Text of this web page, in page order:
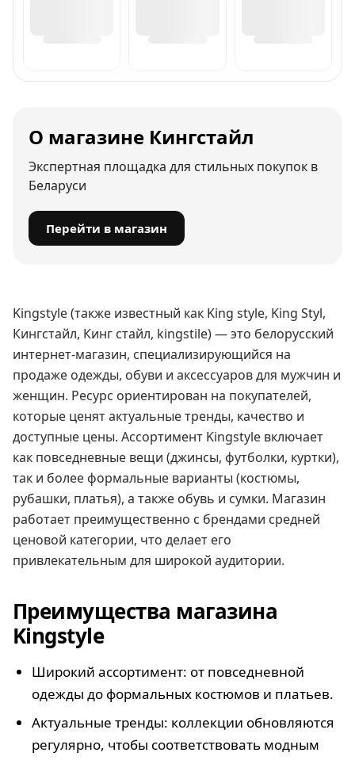
О магазине Кингстайл
Экспертная площадка для стильных покупок в
Беларуси
Перейти в магазин
Kingstyle (также известный как King style, King Styl,
Кингстайл, Кинг стайл, kingstile) — это белорусский
интернет-магазин, специализирующийся на
продаже одежды, обуви и аксессуаров для мужчин и
женщин. Ресурс ориентирован на покупателей,
которые ценят актуальные тренды, качество и
доступные цены. Ассортимент Kingstyle включает
как повседневные вещи (джинсы, футболки, куртки),
так и более формальные варианты (костюмы,
рубашки, платья), а также обувь и сумки. Магазин
работает преимущественно с брендами средней
ценовой категории, что делает его
привлекательным для широкой аудитории.
Преимущества магазина
Kingstyle
Широкий ассортимент: от повседневной
одежды до формальных костюмов и платьев.
Актуальные тренды: коллекции обновляются
регулярно, чтобы соответствовать модным